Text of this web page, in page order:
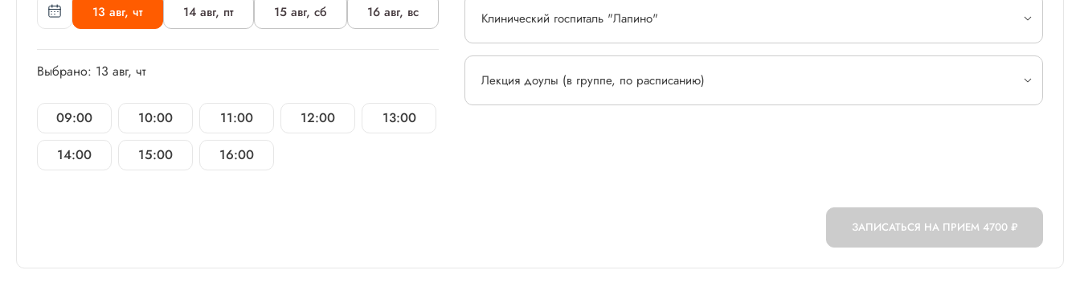
13 авг, чт 14 авг, пт 15 авг, сб 16 авг, вс
Выбрано: 13 авг, чт
09:00 10:00 11:00 12:00
13:00
14:00
15:00 16:00
Клинический госпиталь "Лапино"
Лекция доулы (в группе, по расписанию)
ЗАПИСАТЬСЯ НА ПРИЕМ 4700 ₽